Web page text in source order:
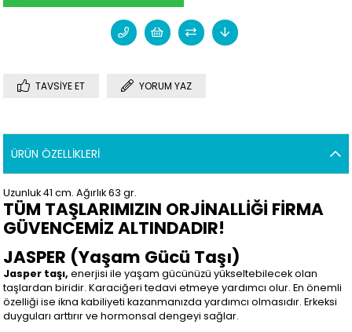
TAVSIYE ET YORUM YAZ
ÜRÜN ÖZELLIKLERI
Uzunluk 41 cm. Ağırlık 63 gr.
TÜM TAŞLARIMIZIN ORJİNALLİĞİ FİRMA
GÜVENCEMİZ ALTINDADIR!
JASPER (Yaşam Gücü Taşı)
Jasper taşı,enerjisi ile yaşam gücünüzü yükseltebilecek olan
taşlardan biridir. Karaciğeri tedavi etmeye yardımcı olur. En önemli
özelliği ise ikna kabiliyeti kazanmanızda yardımcı olmasıdır. Erkeksi
duyguları arttırır ve hormonsal dengeyi sağlar.